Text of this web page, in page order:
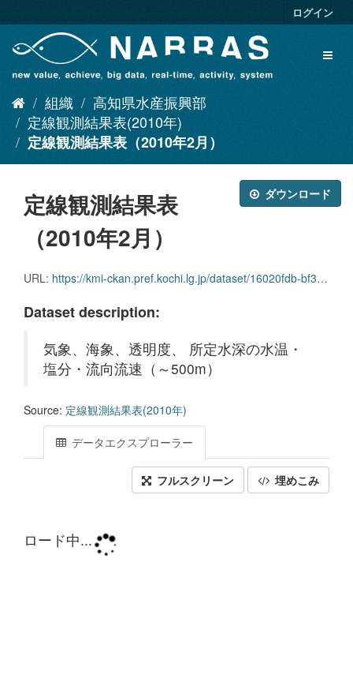
キ
ログイン
組織
高知県水産振興部
定線観測結果表(2010年)
定線観測結果表（2010年2月）
ダウンロード
定線観測結果表
（2010年2月）
URL: https://kmi-ckan.pref.kochi.lg.jp/dataset/16020fdb-bf3c-45d2-ab3c-c1347f869148/resource/4fefaffb-58ba-468c-ad53-6ca1f2b4829f/download/teisenkansokukekkaomote2010-2.xlsx
Dataset description:
気象、海象、透明度、 所定水深の水温・
塩分・流向流速（～500m）
Source: 定線観測結果表(2010年)
データエクスプローラー
フルスクリーン 埋めこみ